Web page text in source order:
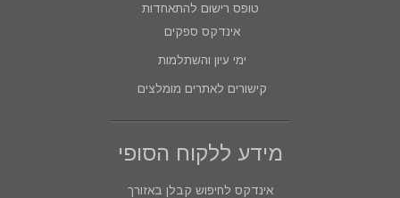
טופס רישום להתאחדות
אינדקס ספקים
ימי עיון והשתלמות
קישורים לאתרים מומלצים
מידע ללקוח הסופי
אינדקס לחיפוש קבלן באזורך